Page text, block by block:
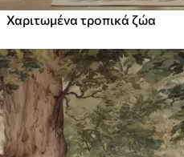
Χαριτωμένα τροπικά ζώα